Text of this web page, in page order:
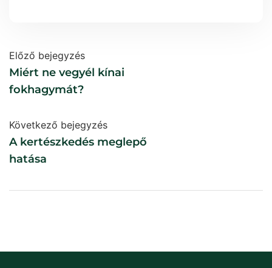
Előző bejegyzés
Miért ne vegyél kínai
fokhagymát?
Következő bejegyzés
A kertészkedés meglepő
hatása